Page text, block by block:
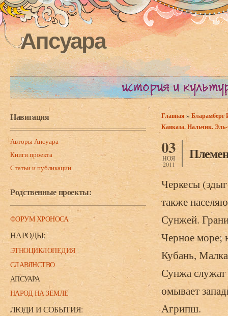
Апсуара
Навигация
Авторы Апсуара
Книги проекта
Статьи и публикации
Родственные проекты:
ФОРУМ ХРОНОСА
НАРОДЫ:
ЭТНОЦИКЛОПЕДИЯ
СЛАВЯНСТВО
АПСУАРА
НАРОД НА ЗЕМЛЕ
ЛЮДИ И СОБЫТИЯ:
Вы здесь
Главная » Бларамберг
Кавказа. Нальчик.
03
НОЯ
2011
Черкесы
также
Сунжей.
Черное море;
Кубань,
Сунжа служат
омывает
Агрипш.